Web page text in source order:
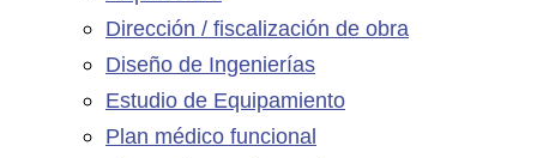
Dirección / fiscalización de obra
Diseño de Ingenierías
Estudio de Equipamiento
Plan médico funcional